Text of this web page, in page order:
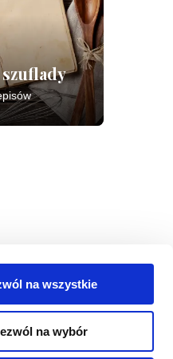
na wszystkie
na wybór